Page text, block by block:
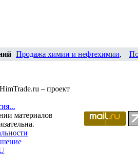
Продажа химии и нефтехимии,
– проект
материалов